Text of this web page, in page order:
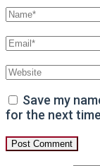
Save my
for the next